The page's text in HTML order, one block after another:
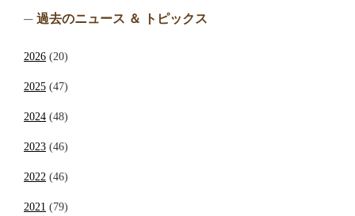
過去のニュース ＆ トピックス
2026 (20)
2025 (47)
2024 (48)
2023 (46)
2022 (46)
2021 (79)